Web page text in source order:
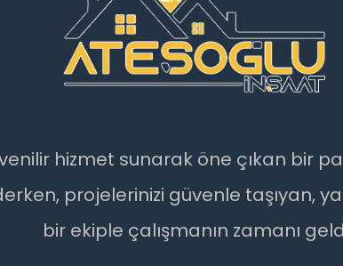
hizmet sunarak öne çıkan bir
projelerinizi güvenle taşıyan,
bir ekiple çalışmanın zamanı